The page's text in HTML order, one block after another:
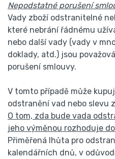
Nepodstatné porušení
Vady zboží odstranitelné
které nebrání řádnému
nebo další vady (vady v
doklady, atd.) jsou
porušení smlouvy.
V tomto případě může
odstranění vad nebo slevu
O tom, zda bude vada
jeho výměnou rozhoduje
Přiměřená lhůta pro
kalendářních dnů, v